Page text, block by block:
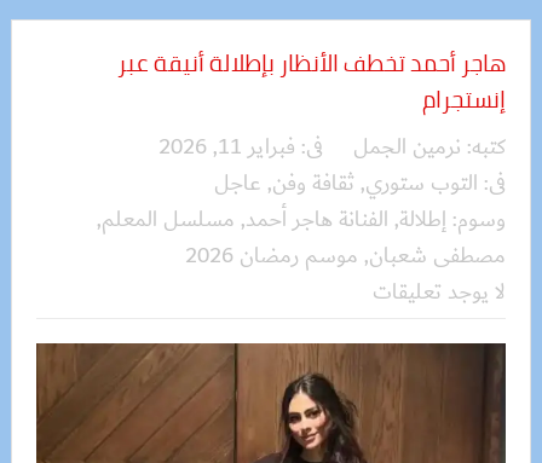
هاجر أحمد تخطف الأنظار بإطلالة أنيقة عبر
إنستجرام
كتبه: نرمين الجمل فى: فبراير 11, 2026
فى: التوب ستوري, ثقافة وفن, عاجل
وسوم: إطلالة, الفنانة هاجر أحمد, مسلسل المعلم,
مصطفى شعبان, موسم رمضان 2026
لا يوجد تعليقات